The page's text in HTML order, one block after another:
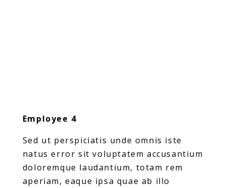
Employee 4
Sed ut perspiciatis unde omnis iste
natus error sit voluptatem accusantium
doloremque laudantium, totam rem
aperiam, eaque ipsa quae ab illo